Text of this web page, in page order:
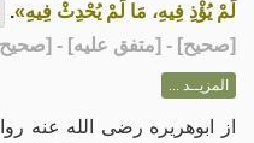
لَمْ يُؤْذِ فِيهِ، مَا لَمْ يُحْدِثْ فِيهِ».
[صحيح] - [متفق عليه] - [صحيح
المزيــد ...
از ابوهریره رضی الله عنه